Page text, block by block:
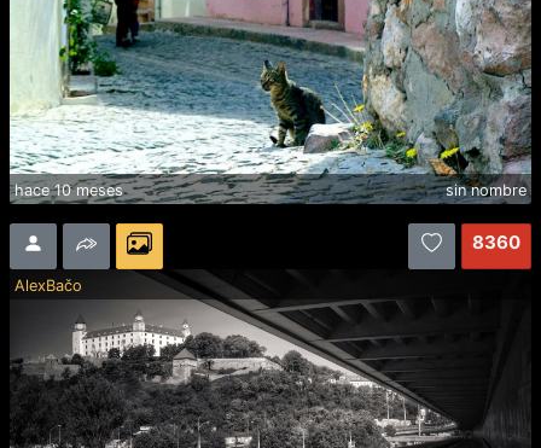
hace 10 meses sin nombre
8360
AlexBačo